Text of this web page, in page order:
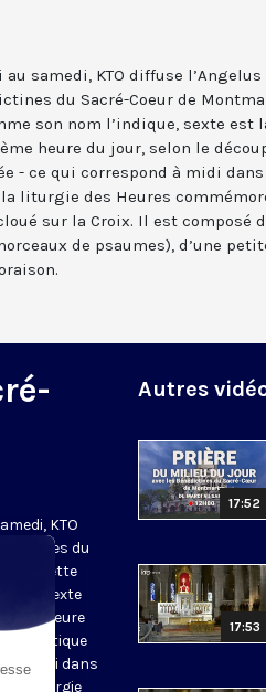
samedi, KTO diffuse
du Sacré-Coeur de
son nom l’indique, sexte est
heure du jour, selon le
- ce qui correspond à midi
liturgie des Heures
sur la Croix. Il est composé
de psaumes), d’une
KTO
du
cette
sexte
heure
antique
à midi dans
la liturgie
Autres
17:52
17:53